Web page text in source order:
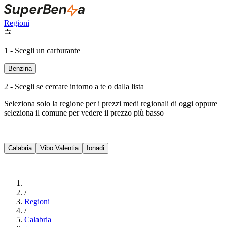
Regioni
1 - Scegli un carburante
Benzina
2 - Scegli se cercare intorno a te o dalla lista
Seleziona solo la regione per i prezzi medi regionali di oggi oppure
seleziona il comune per vedere il prezzo più basso
Calabria Vibo Valentia Ionadi
/
Regioni
/
Calabria